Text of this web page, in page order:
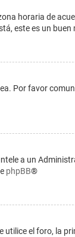
horaria de
este es un
Por favor
a un
phpBB®
utilice el foro, la